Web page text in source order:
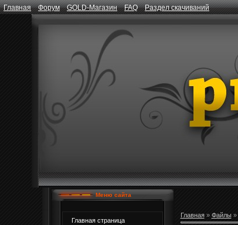
Главная Форум GOLD-Магазин FAQ Раздел скачиваний
Меню сайта
Главная страница
Главная» Файлы»